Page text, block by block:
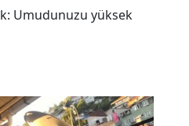
Umudunuzu yüksek